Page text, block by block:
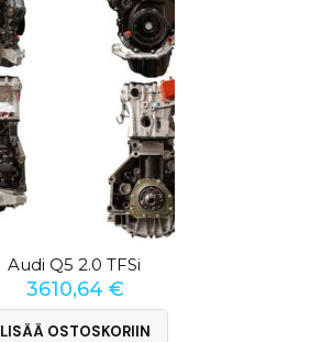
Audi Q5 2.0 TFSi
3610,64 €
LISÄÄ OSTOSKORIIN